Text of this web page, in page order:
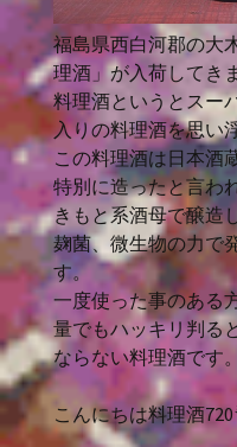
福島県西白河郡の大
理酒」が入荷してき
料理酒というとスー
入りの料理酒を思い
この料理酒は日本酒
特別に造ったと言わ
きもと系酒母で醸造
麹菌、微生物の力で
す。
一度使った事のある
量でもハッキリ判る
ならない料理酒です。
こんにちは料理酒